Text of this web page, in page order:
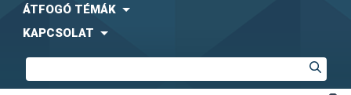
ÁTFOGÓ TÉMÁK
KAPCSOLAT